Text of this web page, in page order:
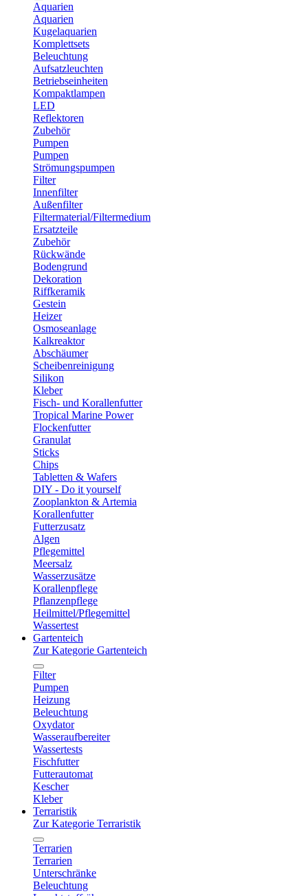
Aquarien
Aquarien
Kugelaquarien
Komplettsets
Beleuchtung
Aufsatzleuchten
Betriebseinheiten
Kompaktlampen
LED
Reflektoren
Zubehör
Pumpen
Pumpen
Strömungspumpen
Filter
Innenfilter
Außenfilter
Filtermaterial/Filtermedium
Ersatzteile
Zubehör
Rückwände
Bodengrund
Dekoration
Riffkeramik
Gestein
Heizer
Osmoseanlage
Kalkreaktor
Abschäumer
Scheibenreinigung
Silikon
Kleber
Fisch- und Korallenfutter
Tropical Marine Power
Flockenfutter
Granulat
Sticks
Chips
Tabletten & Wafers
DIY - Do it yourself
Zooplankton & Artemia
Korallenfutter
Futterzusatz
Algen
Pflegemittel
Meersalz
Wasserzusätze
Korallenpflege
Pflanzenpflege
Heilmittel/Pflegemittel
Wassertest
Gartenteich
Zur Kategorie Gartenteich
Filter
Pumpen
Heizung
Beleuchtung
Oxydator
Wasseraufbereiter
Wassertests
Fischfutter
Futterautomat
Kescher
Kleber
Terraristik
Zur Kategorie Terraristik
Terrarien
Terrarien
Unterschränke
Beleuchtung